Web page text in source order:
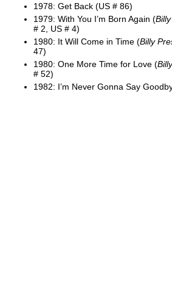
1978: Get Back (US # 86)
1979: With You I’m Born Again (
# 2, US # 4)
1980: It Will Come in Time (Billy
47)
1980: One More Time for Love (
# 52)
1982: I’m Never Gonna Say